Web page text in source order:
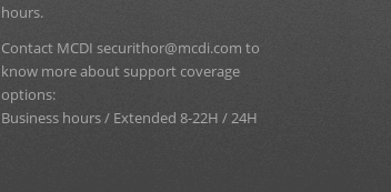
hours.
Contact MCDI securithor@mcdi.com to
know more about support coverage
options:
Business hours / Extended 8-22H / 24H